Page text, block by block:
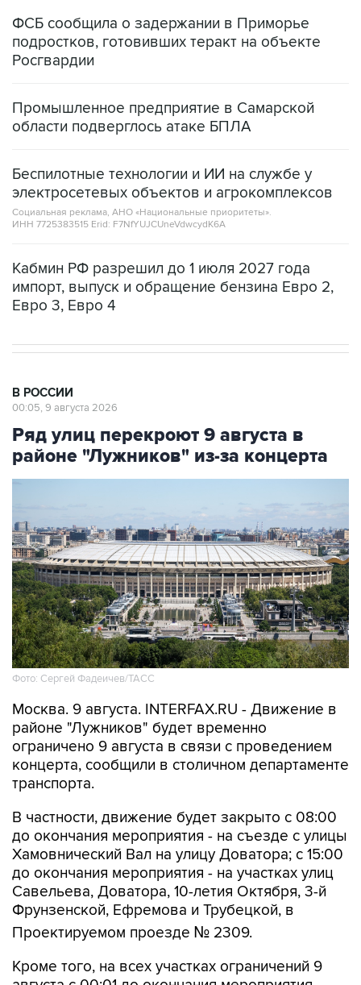
Росгвардии
Промышленное предприятие в Самарской
Беспилотные технологии и ИИ на службе у
Социальная реклама, АНО «Национальные приоритеты».
ИНН 7725383515 Erid: F7NfYUJCUneVdwcydK6A
Кабмин РФ разрешил до 1 июля 2027 года
Евро 3, Евро 4
Ряд улиц перекроют 9 августа в
районе "Лужников" из-за концерта
Фото: Сергей Фадеичев/ТАСС
Москва. 9 августа. INTERFAX.RU - Движение в
ограничено 9 августа в связи с проведением
концерта, сообщили в столичном департаменте
транспорта.
В частности, движение будет закрыто с 08:00
Хамовнический Вал на улицу Доватора; с 15:00
до окончания мероприятия - на участках улиц
Савельева, Доватора, 10-летия Октября, 3-й
Фрунзенской, Ефремова и Трубецкой, в
Проектируемом проезде № 2309.
Кроме того, на всех участках ограничений 9
будет запрещена парковка.